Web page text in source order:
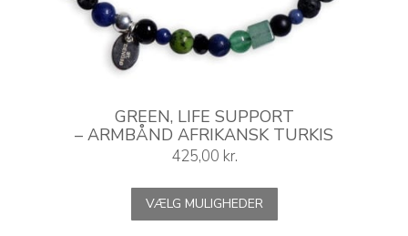
GREEN, LIFE SUPPORT
– ARMBÅND AFRIKANSK TURKIS
425,00 kr.
VÆLG MULIGHEDER Dette
har